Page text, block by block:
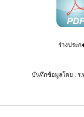
ร่างประก
บันทึกข้อมูลโดย : ร.